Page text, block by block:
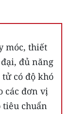
móc, thiết
đủ năng
có độ khó
các đơn vị
tiêu chuẩn